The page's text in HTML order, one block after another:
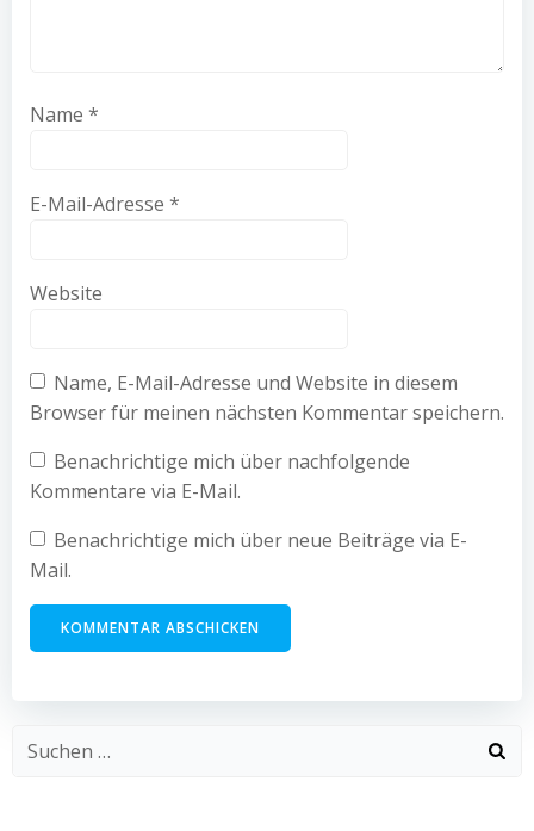
Name *
E-Mail-Adresse *
Website
Name, E-Mail-Adresse und Website in diesem
Browser für meinen nächsten Kommentar speichern.
Benachrichtige mich über nachfolgende
Kommentare via E-Mail.
Benachrichtige mich über neue Beiträge via E-
Mail.